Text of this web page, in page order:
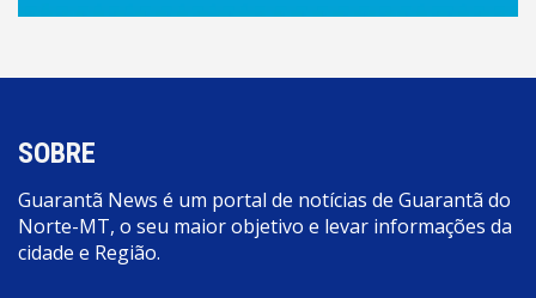
SOBRE
Guarantã News é um portal de notícias de Guarantã do
Norte-MT, o seu maior objetivo e levar informações da
cidade e Região.